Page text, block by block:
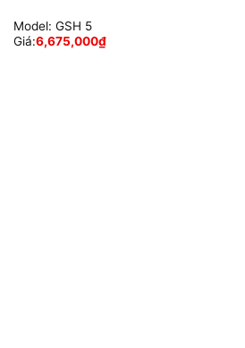
Model: GSH 5
Giá:6,675,000₫